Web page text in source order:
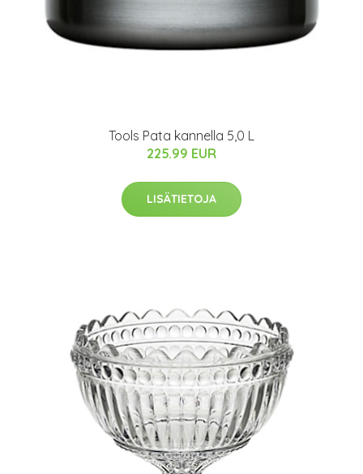
Tools Pata kannella 5,0 L
225.99 EUR
LISÄTIETOJA